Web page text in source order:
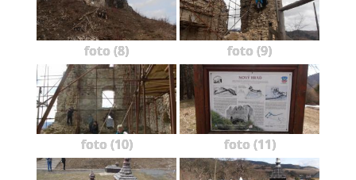
foto (8) foto (9)
foto (10) foto (11)